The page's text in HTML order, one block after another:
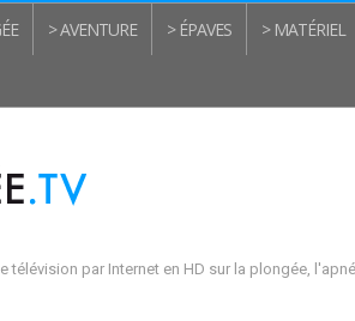
> AVENTURE > ÉPAVES > MATÉRIEL
télévision par Internet en HD sur la plongée,